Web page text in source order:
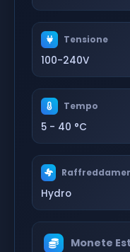
Tensione
100-240V
Tempo
5 - 40 °C
Hydro
Monete